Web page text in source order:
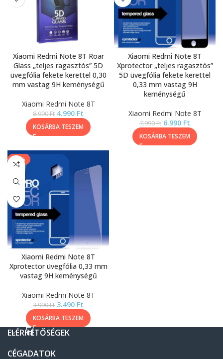
Xiaomi Redmi Note 8T Roar
Glass „teljes ragasztós” 5D
üvegfólia fekete kerettel 0,30
mm vastag 9H keménységű
Xiaomi Redmi Note 8T
8.990Ft 4.990 Ft
KOSÁRBA TESZEM
Xiaomi Redmi Note 8T
Xprotector „teljes ragasztós”
5D üvegfólia fekete kerettel
0,33 mm vastag 9H
keménységű
Xiaomi Redmi Note 8T
7.990Ft 6.990 Ft
KOSÁRBA TESZEM
-13%
Xiaomi Redmi Note 8T
Xprotector üvegfólia 0,33 mm
vastag 9H keménységű
Xiaomi Redmi Note 8T
3.990Ft 3.490 Ft
KOSÁRBA TESZEM
ELÉRHETŐSÉGEK
CÉGADATOK